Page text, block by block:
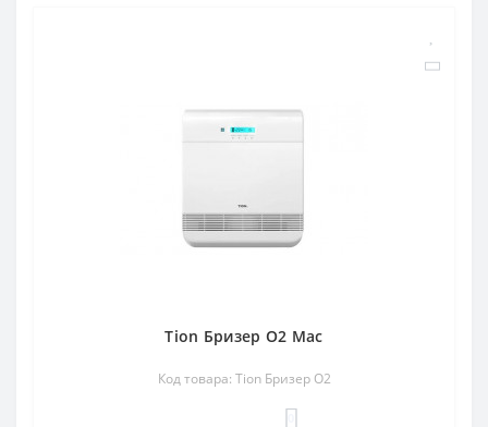
Tion Бризер O2 Mac
Код товара: Tion Бризер O2